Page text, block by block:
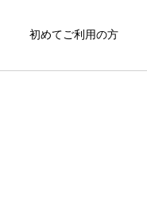
初めてご利用の方